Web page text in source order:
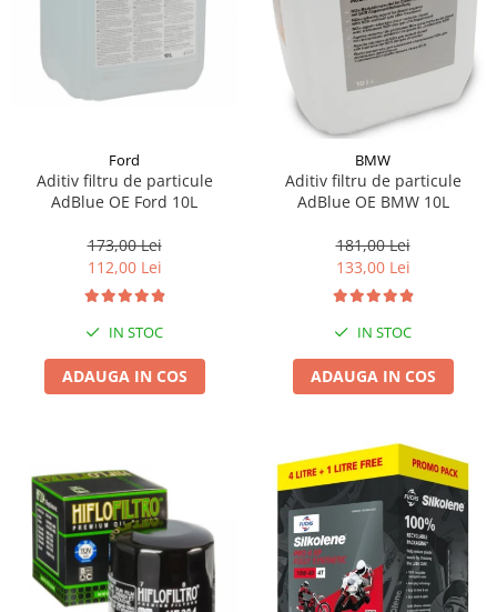
Ford
Aditiv filtru de particule
AdBlue OE Ford 10L
173,00 Lei
112,00 Lei
IN STOC
ADAUGA IN COS
BMW
Aditiv filtru de particule
AdBlue OE BMW 10L
181,00 Lei
133,00 Lei
IN STOC
ADAUGA IN COS